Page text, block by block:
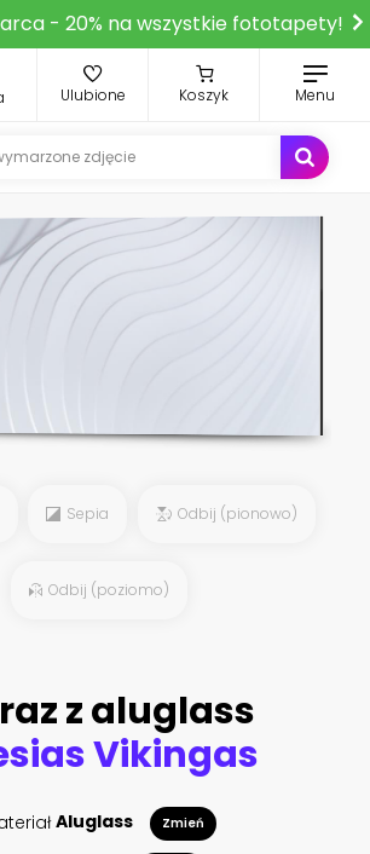
- 20% na wszystkie fototapety!
Ulubione Koszyk Menu
Sepia Odbij (pionowo)
Odbij (poziomo)
z aluglass
Vikingas
Aluglass Zmień